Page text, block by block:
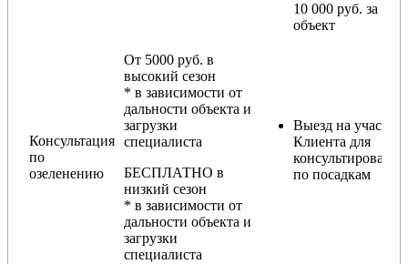
10 000 руб. за
объект
Консультация
по
озеленению
От 5000 руб. в
высокий сезон
* в зависимости от
дальности объекта и
загрузки
специалиста
БЕСПЛАТНО в
низкий сезон
* в зависимости от
дальности объекта и
загрузки
специалиста
Выезд на участок
Клиента для
консультирования
по посадкам